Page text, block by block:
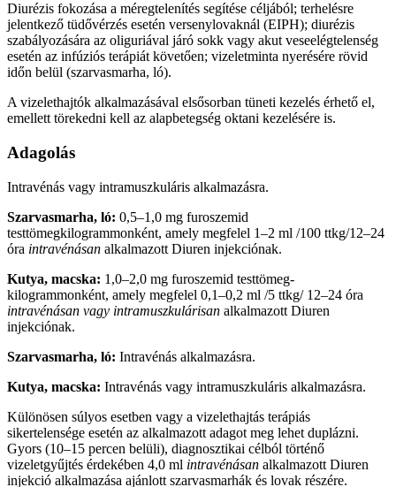
Diurézis fokozása a méregtelenítés segítése céljából; terhelésre
jelentkező tüdővérzés esetén verseny­lovak­nál (EIPH); diurézis
szabályozására az oliguriával járó sokk vagy akut veseelégtelenség
esetén az infúziós terápiát követően; vizeletminta nyerésére rövid
időn belül (szarvasmarha, ló).
A vizelethajtók alkalmazásával elsősorban tüneti kezelés érhető el,
emellett törekedni kell az alapbetegség oktani kezelésére is.
Adagolás
​Intravénás vagy intramuszkuláris alkalmazásra.
Szarvasmarha, ló: 0,5–1,0 mg furoszemid
testtömegkilogrammonként, amely megfelel 1–2 ml /100 ttkg/12–24
óra intravénásan alkalmazott Diuren injekciónak.
Kutya, macska: 1,0–2,0 mg furoszemid testtömeg­
kilogrammonként, amely megfelel 0,1–0,2 ml /5 ttkg/ 12–24 óra
intravénásan vagy intramuszkulárisan alkal­mazott Diuren
injekciónak.
Szarvasmarha, ló: Intravénás alkalmazásra.
Kutya, macska: Intravénás vagy intramuszkuláris alkalmazásra.
Különösen súlyos esetben vagy a vizelethajtás terá­piás
sikertelensége esetén az alkalmazott adagot meg lehet duplázni.
Gyors (10–15 percen belüli), diagnosztikai célból történő
vizeletgyűjtés érdekében 4,0 ml intravénásan alkalmazott Diuren
injekció alkalmazása ajánlott szarvasmarhák és lovak részére.